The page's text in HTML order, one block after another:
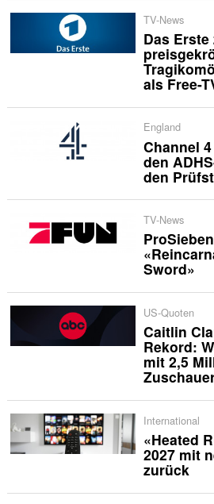
TV-News
Das Erste
als Free-
England
Channel
den
den
TV-News
Sword»
US-Quoten
Caitlin
Rekord:
mit 2,5
International
«Heated
2027 mit
zurück